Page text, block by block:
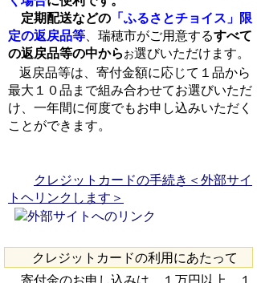
定期配送などの 「ふるさとチョイス」限
定の返戻品等 、瑞穂市がご用意するすべて
の返戻品等の中から お選びいただけます。
返戻品等は、寄付金額に応じて１品から
最大１０品まで組み合わせてお選びいただ
け、一年間に何度でもお申し込みいただく
ことができます。
クレジットカードの手続き＜外部サイ
トヘリンクします＞
クレジットカードの利用にあたって
寄付金のお申し込みは、１万円以上、１